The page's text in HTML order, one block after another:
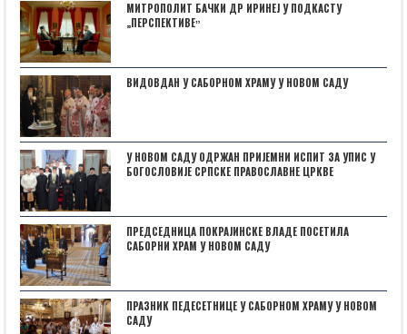
МИТРОПОЛИТ БАЧКИ ДР ИРИНЕЈ У ПОДКАСТУ
„ПЕРСПЕКТИВЕˮ
ВИДОВДАН У САБОРНОМ ХРАМУ У НОВОМ САДУ
У НОВОМ САДУ ОДРЖАН ПРИЈЕМНИ ИСПИТ ЗА УПИС У
БОГОСЛОВИЈЕ СРПСКЕ ПРАВОСЛАВНЕ ЦРКВЕ
ПРЕДСЕДНИЦА ПОКРАЈИНСКЕ ВЛАДЕ ПОСЕТИЛА
САБОРНИ ХРАМ У НОВОМ САДУ
ПРАЗНИК ПЕДЕСЕТНИЦЕ У САБОРНОМ ХРАМУ У НОВОМ
САДУ